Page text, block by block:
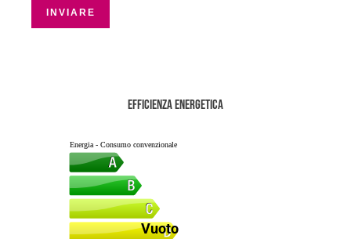
INVIARE
Efficienza energetica
Energia - Consumo convenzionale
Vuoto